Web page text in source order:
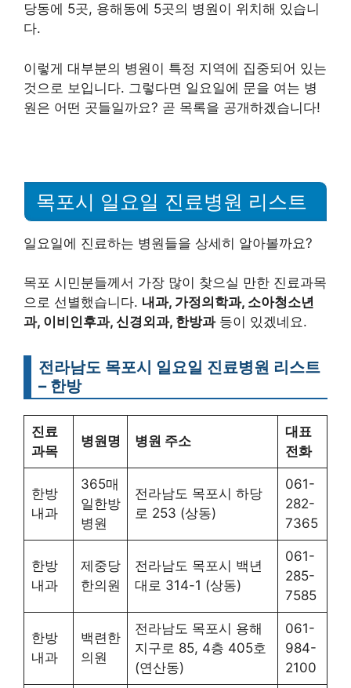
당동에 5곳, 용해동에 5곳의 병원이 위치해 있습니
다.
이렇게 대부분의 병원이 특정 지역에 집중되어 있는
것으로 보입니다. 그렇다면 일요일에 문을 여는 병
원은 어떤 곳들일까요? 곧 목록을 공개하겠습니다!
목포시 일요일 진료병원 리스트
일요일에 진료하는 병원들을 상세히 알아볼까요?
목포 시민분들께서 가장 많이 찾으실 만한 진료과목
으로 선별했습니다. 내과, 가정의학과, 소아청소년
과, 이비인후과, 신경외과, 한방과등이 있겠네요.
전라남도 목포시 일요일 진료병원 리스트
– 한방
진료
과목
병원명 병원 주소
대표
전화
한방
내과
365매
일한방
병원
전라남도 목포시 하당
로 253 (상동)
061-
282-
7365
한방
내과
제중당
한의원
전라남도 목포시 백년
대로 314-1 (상동)
061-
285-
7585
한방
내과
백련한
의원
전라남도 목포시 용해
지구로 85, 4층 405호
(연산동)
061-
984-
2100